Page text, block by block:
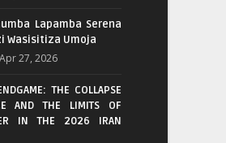
Lapamba Serena
Wasisitiza Umoja
Apr 27, 2026
THE COLLAPSE
AND THE LIMITS OF
IN THE 2026 IRAN